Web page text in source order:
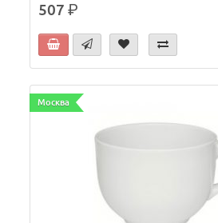
507р.
Москва